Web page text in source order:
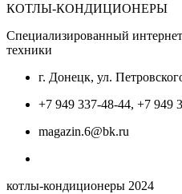
КОТЛЫ-КОНДИЦИОНЕРЫ
Специализированный
техники
г. Донецк, ул.
+7 949 337-48-44, +7 949
magazin.6@bk.ru
котлы-кондиционеры 2024